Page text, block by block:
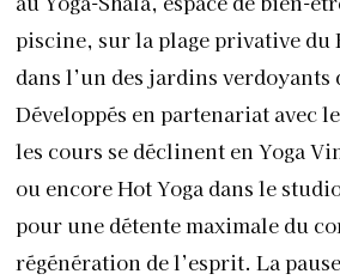
piscine, sur la plage privative du
dans l’un des jardins verdoyants
Développés en partenariat avec
les cours se déclinent en Yoga
ou encore Hot Yoga dans le
pour une détente maximale du
régénération de l’esprit. La